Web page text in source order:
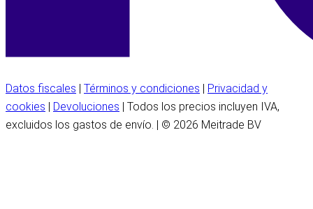
Datos fiscales Términos y condiciones
Privacidad y
cookies
Devoluciones | Todos los precios incluyen IVA,
excluidos los gastos de envío. | © 2026 Meitrade BV